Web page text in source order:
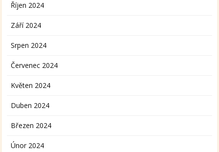
Říjen 2024
Září 2024
Srpen 2024
Červenec 2024
Květen 2024
Duben 2024
Březen 2024
Únor 2024